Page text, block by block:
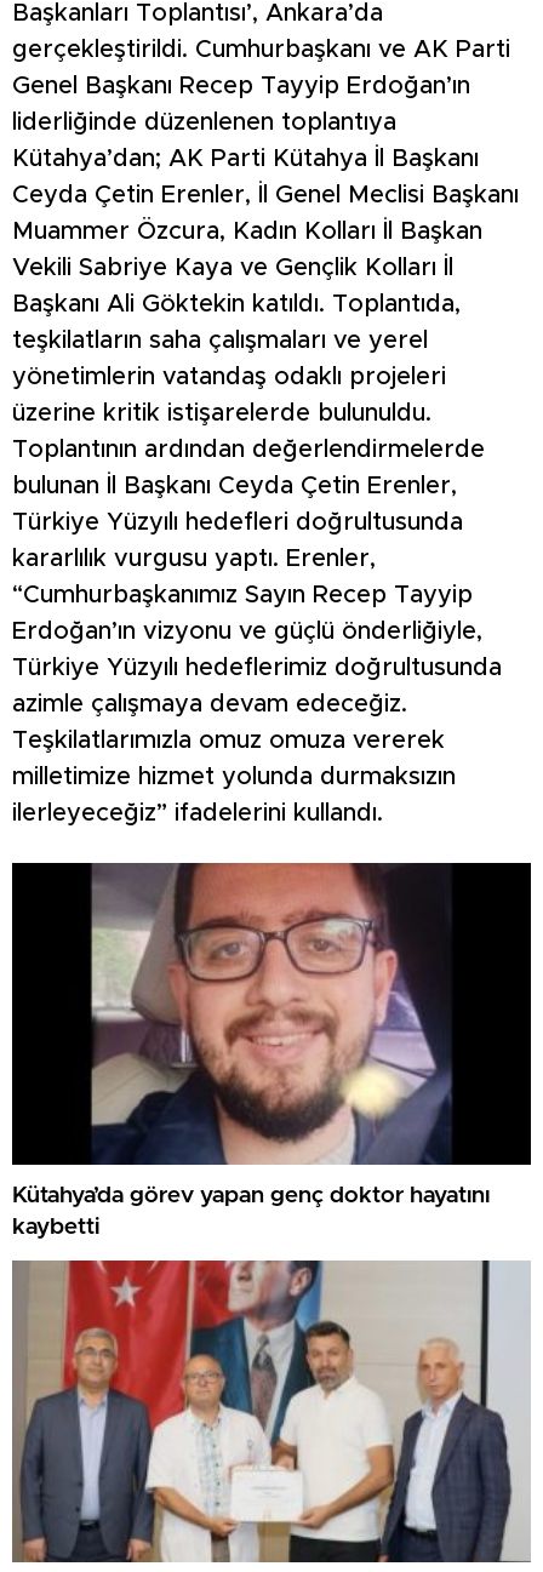
Başkanları Toplantısı’, Ankara’da
gerçekleştirildi. Cumhurbaşkanı ve AK Parti
Genel Başkanı Recep Tayyip Erdoğan’ın
liderliğinde düzenlenen toplantıya
Kütahya’dan; AK Parti Kütahya İl Başkanı
Ceyda Çetin Erenler, İl Genel Meclisi Başkanı
Muammer Özcura, Kadın Kolları İl Başkan
Vekili Sabriye Kaya ve Gençlik Kolları İl
Başkanı Ali Göktekin katıldı. Toplantıda,
teşkilatların saha çalışmaları ve yerel
yönetimlerin vatandaş odaklı projeleri
üzerine kritik istişarelerde bulunuldu.
Toplantının ardından değerlendirmelerde
bulunan İl Başkanı Ceyda Çetin Erenler,
Türkiye Yüzyılı hedefleri doğrultusunda
kararlılık vurgusu yaptı. Erenler,
“Cumhurbaşkanımız Sayın Recep Tayyip
Erdoğan’ın vizyonu ve güçlü önderliğiyle,
Türkiye Yüzyılı hedeflerimiz doğrultusunda
azimle çalışmaya devam edeceğiz.
Teşkilatlarımızla omuz omuza vererek
milletimize hizmet yolunda durmaksızın
ilerleyeceğiz” ifadelerini kullandı.
Kütahya’da görev yapan genç doktor hayatını
kaybetti